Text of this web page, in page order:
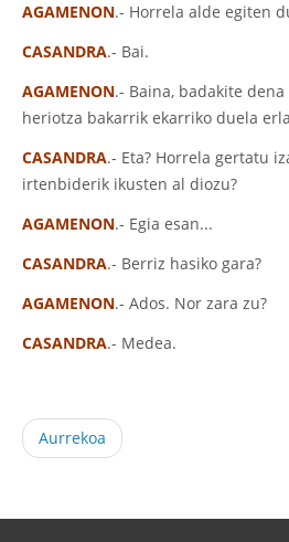
AGAMENON.- Horrela alde egiten
CASANDRA.- Bai.
AGAMENON.- Baina, badakite
heriotza bakarrik ekarriko duela
CASANDRA.- Eta? Horrela gertatu
irtenbiderik ikusten al diozu?
AGAMENON.- Egia esan...
CASANDRA.- Berriz hasiko gara?
AGAMENON.- Ados. Nor zara zu?
CASANDRA.- Medea.
Aurrekoa